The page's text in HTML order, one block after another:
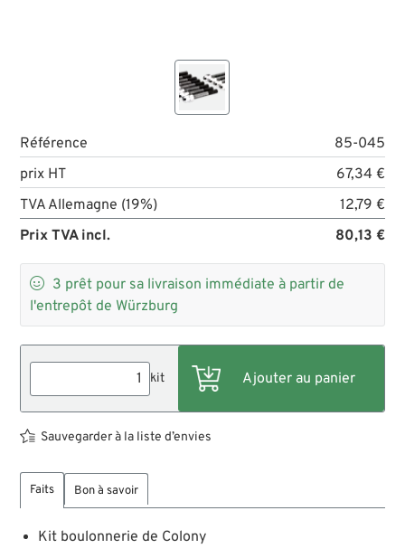
Référence
85-045
prix HT
67,34 €
TVA Allemagne (19%)
12,79 €
Prix TVA incl.
80,13 €
 3 prêt pour sa livraison immédiate à partir de
l'entrepôt de Würzburg
kit
Sauvegarder à la liste d’envies
Faits Bon à savoir
Kit boulonnerie de Colony